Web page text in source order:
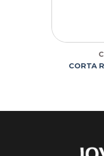
CORTA